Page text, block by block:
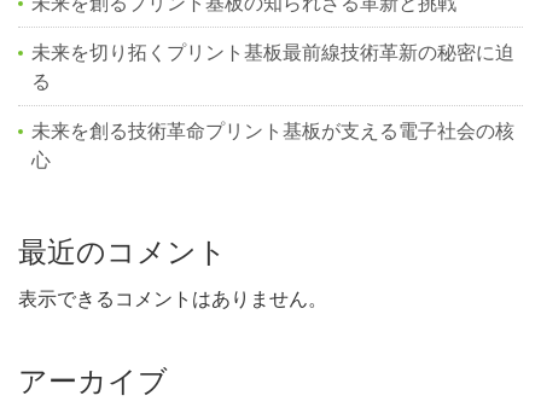
未来を切り拓くプリント基板最前線技術革新の秘密に迫
る
未来を創る技術革命プリント基板が支える電子社会の核
心
最近のコメント
表示できるコメントはありません。
アーカイブ